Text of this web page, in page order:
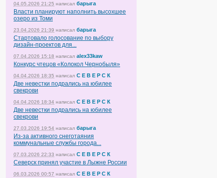
04.05.2026 21:25 написал барыга
Власти планируют наполнить высохшее
озеро из Томи
23.04.2026 21:39 написал барыга
Стартовало голосование по выбору
дизайн-проектов для...
07.04.2026 15:18 написал alex33kaw
Конкурс чтецов «Колокол Чернобыля»
04.04.2026 18:35 написал С Е В Е Р С К
Две невестки подрались на юбилее
свекрови
04.04.2026 18:34 написал С Е В Е Р С К
Две невестки подрались на юбилее
свекрови
27.03.2026 19:54 написал барыга
Из-за активного снеготаяния
коммунальные службы города...
07.03.2026 22:33 написал С Е В Е Р С К
Северск принял участие в Лыжне России
06.03.2026 00:57 написал С Е В Е Р С К